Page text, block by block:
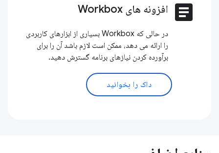
article افزونه های Workbox
در حالی که Workbox بسیاری از ابزارهای کاربردی
را ارائه می دهد، ممکن است لازم باشد آن را برای
برآورده کردن نیازهای برنامه گسترش دهید.
داک را بخوانید